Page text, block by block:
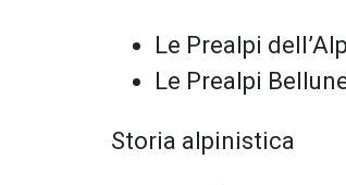
Le Prealpi
Le Prealpi
Storia alpinistica